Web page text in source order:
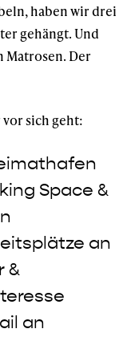
haben wir drei
gehängt. Und
Matrosen. Der
sich geht:
Space &
an
&
an